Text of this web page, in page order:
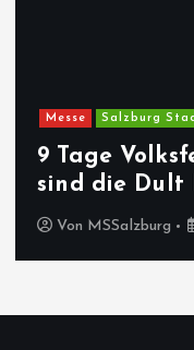
Messe Salzburg
9 Tage
sind die Dult
Von MSSalzburg